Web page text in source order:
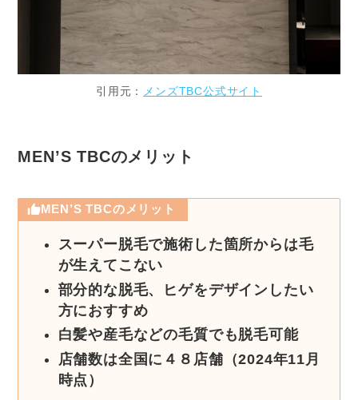
引用元： メンズTBC公式サイト
MEN’S TBCのメリット
MEN’S TBCのメリット
スーパー脱毛で施術した箇所からは毛
が生えてこない
部分的な脱毛、ヒゲをデザインしたい
方におすすめ
白髪や産毛などの毛質でも脱毛可能
店舗数は全国に４８店舗（2024年11月
時点）